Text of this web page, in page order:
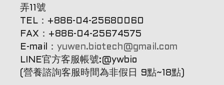
弄11號
TEL：+886-04-25680060
FAX：+886-04-25674575
E-mail： yuwen.biotech@gmail.com
LINE官方客服帳號:@ywbio
(營養諮詢客服時間為非假日 9點~18點)